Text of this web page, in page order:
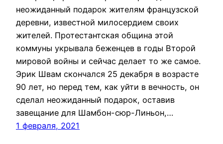
неожиданный подарок жителям французской
деревни, известной милосердием своих
жителей. Протестантская община этой
коммуны укрывала беженцев в годы Второй
мировой войны и сейчас делает то же самое.
Эрик Швам скончался 25 декабря в возрасте
90 лет, но перед тем, как уйти в вечность, он
сделал неожиданный подарок, оставив
завещание для Шамбон-сюр-Линьон,…
1 февраля, 2021